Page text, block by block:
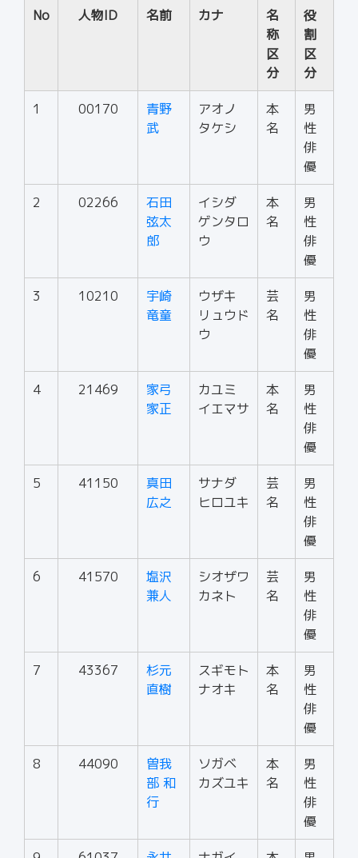
No 人物ID 名前 カナ
名
称
区
分
役
割
区
分
1 00170
青野
武
アオノ
タケシ
本
名
男
性
俳
優
2 02266
石田
弦太
郎
イシダ
ゲンタロ
ウ
本
名
男
性
俳
優
3 10210
宇崎
竜童
ウザキ
リュウド
ウ
芸
名
男
性
俳
優
4 21469
家弓
家正
カユミ
イエマサ
本
名
男
性
俳
優
5 41150
真田
広之
サナダ
ヒロユキ
芸
名
男
性
俳
優
6 41570
塩沢
兼人
シオザワ
カネト
芸
名
男
性
俳
優
7 43367
杉元
直樹
スギモト
ナオキ
本
名
男
性
俳
優
8 44090
曽我
部 和
行
ソガベ
カズユキ
本
名
男
性
俳
優